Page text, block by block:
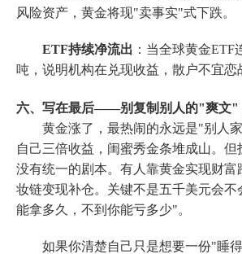
风险资产，黄金将现"卖事实"式下跌。
ETF持续净流出 ：当全球黄金ETF
吨，说明机构在兑现收益，散户不宜恋
六、写在最后——别复制别人的"爽文"
黄金涨了，最热闹的永远是"别人家
自己三倍收益，闺蜜秀金条堆成山。但
没有统一的剧本。有人靠黄金实现财富
妆链变现补仓。关键不是五千美元会
能拿多久，不到你能亏多少"。
如果你清楚自己只是想要一份"睡得